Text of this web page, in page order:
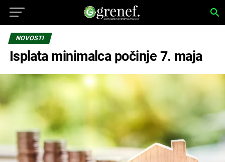
NOVOSTI
Isplata minimalca počinje 7. maja